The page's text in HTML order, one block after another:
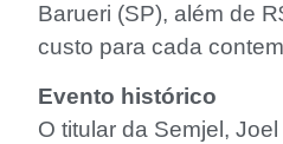
Barueri (SP), além de
custo para cada
Evento histórico
O titular da Semjel,